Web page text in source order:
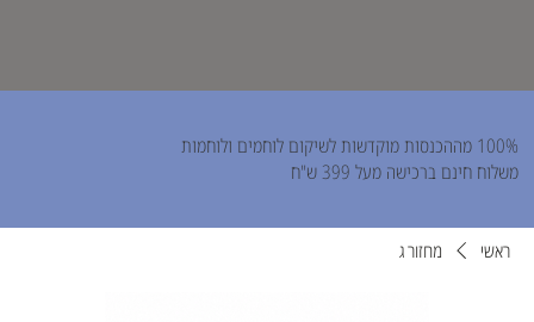
100% מההכנסות מוקדשות לשיקום לוחמים ולוחמות
משלוח חינם ברכישה מעל 399 ש"ח
ראשי מחזור ג